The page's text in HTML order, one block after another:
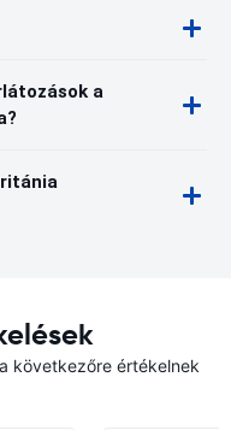
a
következőre értékelnek